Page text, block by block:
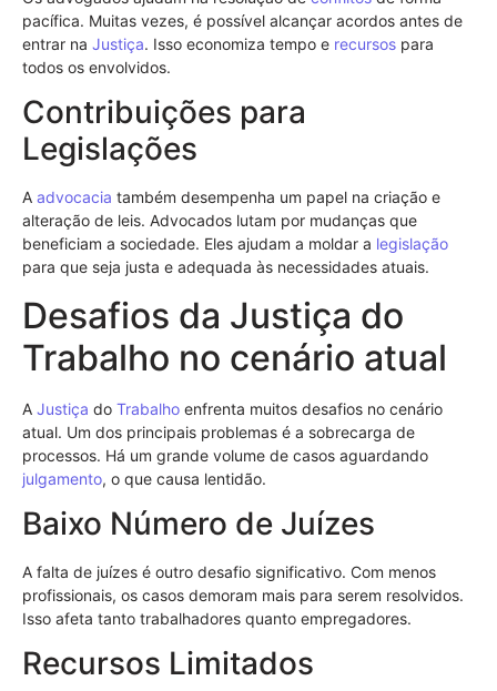
pacífica. Muitas vezes, é possível alcançar acordos antes de
entrar na Justiça. Isso economiza tempo e recursos para
todos os envolvidos.
Contribuições para
Legislações
A advocacia também desempenha um papel na criação e
alteração de leis. Advocados lutam por mudanças que
beneficiam a sociedade. Eles ajudam a moldar a legislação
para que seja justa e adequada às necessidades atuais.
Desafios da Justiça do
Trabalho no cenário atual
A Justiça do Trabalho enfrenta muitos desafios no cenário
atual. Um dos principais problemas é a sobrecarga de
processos. Há um grande volume de casos aguardando
julgamento, o que causa lentidão.
Baixo Número de Juízes
A falta de juízes é outro desafio significativo. Com menos
profissionais, os casos demoram mais para serem resolvidos.
Isso afeta tanto trabalhadores quanto empregadores.
Recursos Limitados